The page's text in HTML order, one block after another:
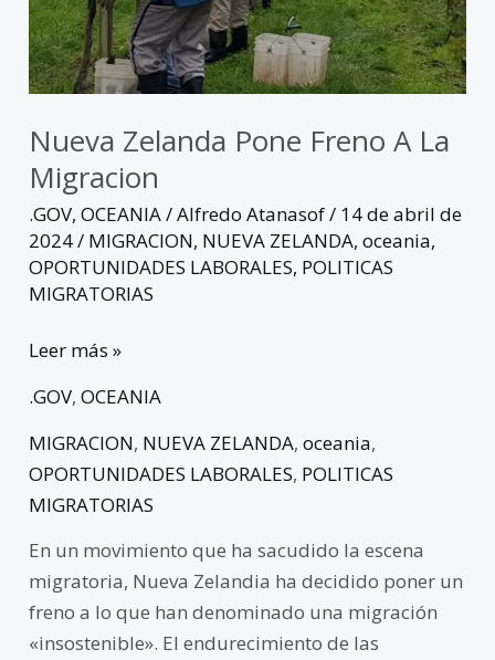
Nueva Zelanda Pone Freno A La
Migracion
.GOV,OCEANIA/Alfredo Atanasof/ 14 de abril de
2024/ MIGRACION, NUEVA ZELANDA,oceania,
OPORTUNIDADES LABORALES, POLITICAS
MIGRATORIAS
Leer más »
.GOV,OCEANIA
MIGRACION, NUEVA ZELANDA,oceania,
OPORTUNIDADES LABORALES, POLITICAS
MIGRATORIAS
En un movimiento que ha sacudido la escena
migratoria, Nueva Zelandia ha decidido poner un
freno a lo que han denominado una migración
«insostenible». El endurecimiento de las